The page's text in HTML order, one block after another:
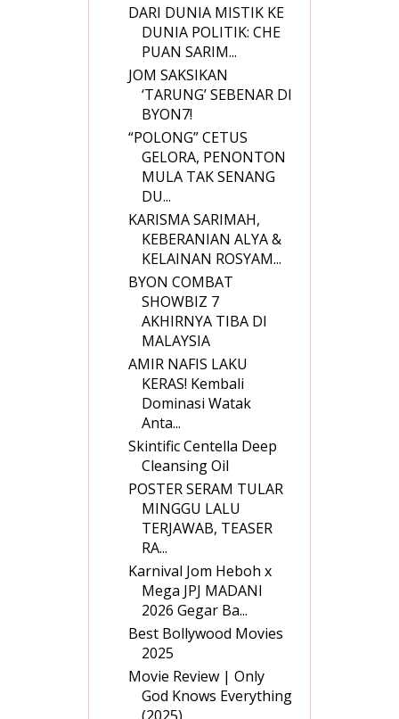
DARI DUNIA MISTIK KE
DUNIA POLITIK: CHE
PUAN SARIM...
JOM SAKSIKAN
‘TARUNG’ SEBENAR DI
BYON7!
“POLONG” CETUS
GELORA, PENONTON
MULA TAK SENANG
DU...
KARISMA SARIMAH,
KEBERANIAN ALYA &
KELAINAN ROSYAM...
BYON COMBAT
SHOWBIZ 7
AKHIRNYA TIBA DI
MALAYSIA
AMIR NAFIS LAKU
KERAS! Kembali
Dominasi Watak
Anta...
Skintific Centella Deep
Cleansing Oil
POSTER SERAM TULAR
MINGGU LALU
TERJAWAB, TEASER
RA...
Karnival Jom Heboh x
Mega JPJ MADANI
2026 Gegar Ba...
Best Bollywood Movies
2025
Movie Review | Only
God Knows Everything